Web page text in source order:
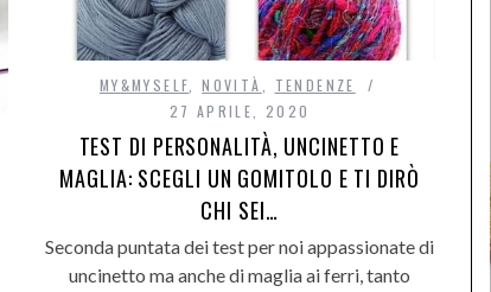
MY&MYSELF ,NOVITÀ
TENDENZE
27 APRILE, 2020
TEST DI PERSONALITÀ, UNCINETTO E
MAGLIA: SCEGLI UN GOMITOLO E TI DIRÒ
CHI SEI…
Seconda puntata dei test per noi appassionate di
uncinetto ma anche di maglia ai ferri, tanto